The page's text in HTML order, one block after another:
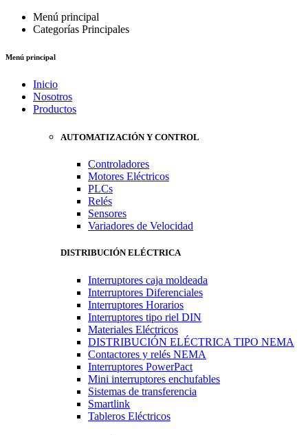
Menú principal
Categorías Principales
Menú principal
Inicio
Nosotros
Productos
AUTOMATIZACIÓN Y CONTROL
Controladores
Motores Eléctricos
PLCs
Relés
Sensores
Variadores de Velocidad
DISTRIBUCIÓN ELÉCTRICA
Interruptores caja moldeada
Interruptores Diferenciales
Interruptores Horarios
Interruptores tipo riel DIN
Materiales Eléctricos
DISTRIBUCIÓN ELÉCTRICA TIPO NEMA
Contactores y relés NEMA
Interruptores PowerPact
Mini interruptores enchufables
Sistemas de transferencia
Smartlink
Tableros Eléctricos